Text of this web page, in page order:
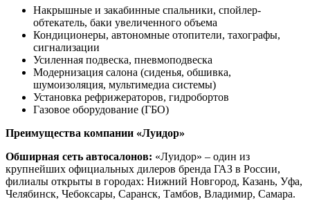
Накрышные и закабинные спальники, спойлер-
обтекатель, баки увеличенного объема
Кондиционеры, автономные отопители, тахографы,
сигнализации
Усиленная подвеска, пневмоподвеска
Модернизация салона (сиденья, обшивка,
шумоизоляция, мультимедиа системы)
Установка рефрижераторов, гидробортов
Газовое оборудование (ГБО)
Преимущества компании «Луидор»
Обширная сеть автосалонов: «Луидор» – один из
крупнейших официальных дилеров бренда ГАЗ в России,
филиалы открыты в городах: Нижний Новгород, Казань, Уфа,
Челябинск, Чебоксары, Саранск, Тамбов, Владимир, Самара.